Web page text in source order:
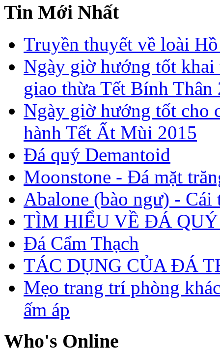
Tin Mới Nhất
Truyền thuyết về loài
Ngày giờ hướng tốt
giao thừa Tết Bính Thân
Ngày giờ hướng tốt cho
hành Tết Ất Mùi 2015
Đá quý Demantoid
Moonstone - Đá mặt
Abalone (bào ngư) - Cái
TÌM HIỂU VỀ ĐÁ QUÝ
Đá Cẩm Thạch
TÁC DỤNG CỦA ĐÁ
Mẹo trang trí phòng
ấm áp
Who's Online